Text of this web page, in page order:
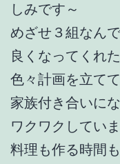
しみです～
めざせ３組なん
良くなってくれ
色々計画を立て
家族付き合いに
ワクワクしてい
料理も作る時間